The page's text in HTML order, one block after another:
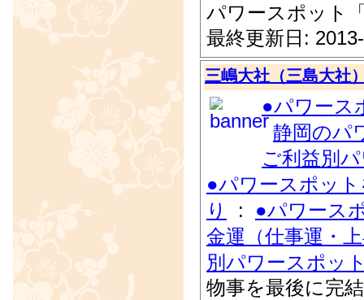
パワースポット
最終更新日:
三嶋大社（三島大社
●パワース
静岡のパ
ご利益別
●パワースポッ
り
: ●パワース
金運（仕事運・
別パワースポッ
物事を最後に完